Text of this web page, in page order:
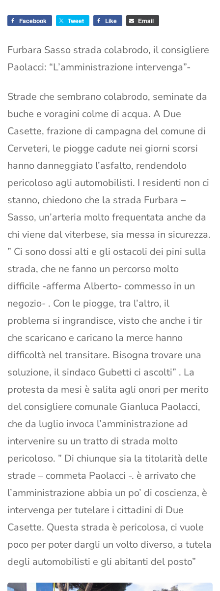
Facebook Tweet Like Email
Furbara Sasso strada colabrodo, il consigliere
Paolacci: “L’amministrazione intervenga”-
Strade che sembrano colabrodo, seminate da
buche e voragini colme di acqua. A Due
Casette, frazione di campagna del comune di
Cerveteri, le piogge cadute nei giorni scorsi
hanno danneggiato l’asfalto, rendendolo
pericoloso agli automobilisti. I residenti non ci
stanno, chiedono che la strada Furbara –
Sasso, un’arteria molto frequentata anche da
chi viene dal viterbese, sia messa in sicurezza.
” Ci sono dossi alti e gli ostacoli dei pini sulla
strada, che ne fanno un percorso molto
difficile -afferma Alberto- commesso in un
negozio- . Con le piogge, tra l’altro, il
problema si ingrandisce, visto che anche i tir
che scaricano e caricano la merce hanno
difficoltà nel transitare. Bisogna trovare una
soluzione, il sindaco Gubetti ci ascolti” . La
protesta da mesi è salita agli onori per merito
del consigliere comunale Gianluca Paolacci,
che da luglio invoca l’amministrazione ad
intervenire su un tratto di strada molto
pericoloso. ” Di chiunque sia la titolarità delle
strade – commeta Paolacci -. è arrivato che
l’amministrazione abbia un po’ di coscienza, è
intervenga per tutelare i cittadini di Due
Casette. Questa strada è pericolosa, ci vuole
poco per poter dargli un volto diverso, a tutela
degli automobilisti e gli abitanti del posto”